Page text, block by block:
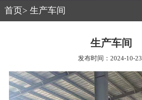
首页> 生产车间
生产车间
发布时间：2024-10-23